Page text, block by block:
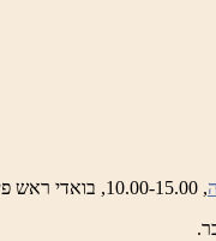
, 10.00-15.00, בואדי ראש פינה והמושבה העתיקה